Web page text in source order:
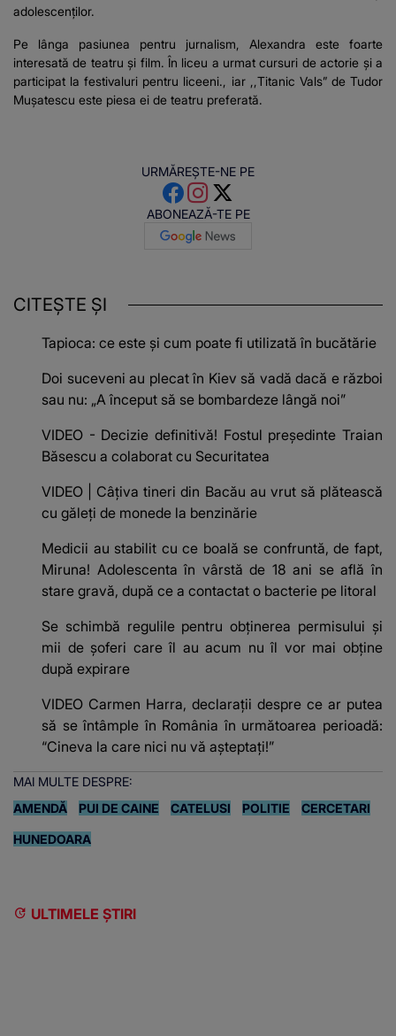
adolescenților.
Pe lânga pasiunea pentru jurnalism, Alexandra este foarte
interesată de teatru și film. În liceu a urmat cursuri de actorie și a
participat la festivaluri pentru liceeni., iar ,,Titanic Vals” de Tudor
Mușatescu este piesa ei de teatru preferată.
URMĂREȘTE-NE PE
ABONEAZĂ-TE PE
CITEȘTE ȘI
Tapioca: ce este și cum poate fi utilizată în bucătărie
Doi suceveni au plecat în Kiev să vadă dacă e război
sau nu: „A început să se bombardeze lângă noi”
VIDEO - Decizie definitivă! Fostul preşedinte Traian
Băsescu a colaborat cu Securitatea
VIDEO | Câțiva tineri din Bacău au vrut să plătească
cu găleți de monede la benzinărie
Medicii au stabilit cu ce boală se confruntă, de fapt,
Miruna! Adolescenta în vârstă de 18 ani se află în
stare gravă, după ce a contactat o bacterie pe litoral
Se schimbă regulile pentru obținerea permisului și
mii de șoferi care îl au acum nu îl vor mai obține
după expirare
VIDEO Carmen Harra, declarații despre ce ar putea
să se întâmple în România în următoarea perioadă:
“Cineva la care nici nu vă așteptați!”
MAI MULTE DESPRE:
AMENDĂ
PUI DE CAINE CATELUSI POLITIE CERCETARI
HUNEDOARA
ULTIMELE ȘTIRI